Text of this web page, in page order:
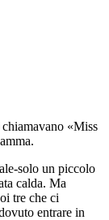
«Miss
solo un piccolo
calda. Ma
tre che ci
entrare in